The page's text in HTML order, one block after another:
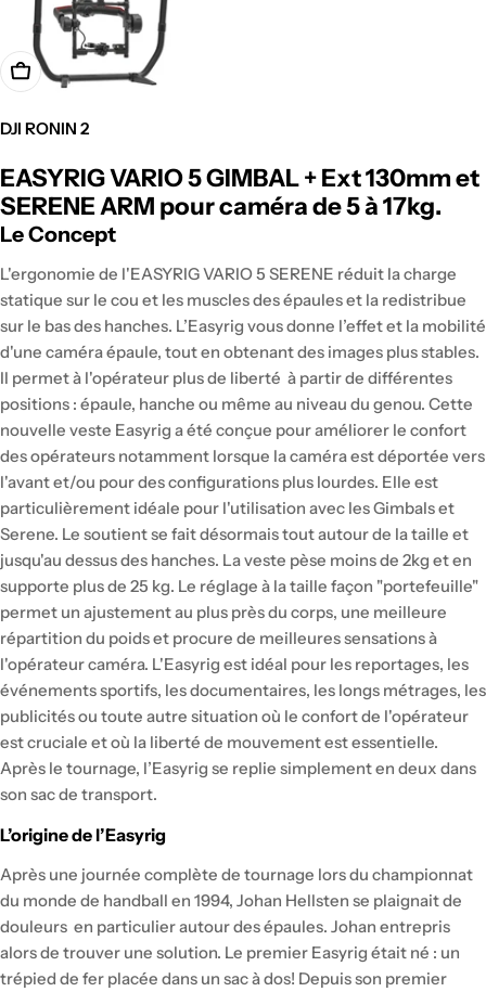
DJI RONIN 2
régulier
EASYRIG VARIO 5 GIMBAL + Ext 130mm et
SERENE ARM pour caméra de 5 à 17kg.
Le Concept
L'ergonomie de l'EASYRIG VARIO 5 SERENE réduit la charge
statique sur le cou et les muscles des épaules et la redistribue
sur le bas des hanches. L’Easyrig vous donne l’effet et la mobilité
d'une caméra épaule, tout en obtenant des images plus stables.
Il permet à l'opérateur plus de liberté à partir de différentes
positions : épaule, hanche ou même au niveau du genou. Cette
nouvelle veste Easyrig a été conçue pour améliorer le confort
des opérateurs notamment lorsque la caméra est déportée vers
l'avant et/ou pour des configurations plus lourdes. Elle est
particulièrement idéale pour l'utilisation avec les Gimbals et
Serene. Le soutient se fait désormais tout autour de la taille et
jusqu'au dessus des hanches. La veste pèse moins de 2kg et en
supporte plus de 25 kg. Le réglage à la taille façon "portefeuille"
permet un ajustement au plus près du corps, une meilleure
répartition du poids et procure de meilleures sensations à
l'opérateur caméra. L'Easyrig est idéal pour les reportages, les
événements sportifs, les documentaires, les longs métrages, les
publicités ou toute autre situation où le confort de l'opérateur
est cruciale et où la liberté de mouvement est essentielle.
Après le tournage, l’Easyrig se replie simplement en deux dans
son sac de transport.
L’origine de l’Easyrig
Après une journée complète de tournage lors du championnat
du monde de handball en 1994, Johan Hellsten se plaignait de
douleurs en particulier autour des épaules. Johan entrepris
alors de trouver une solution. Le premier Easyrig était né : un
trépied de fer placée dans un sac à dos! Depuis son premier